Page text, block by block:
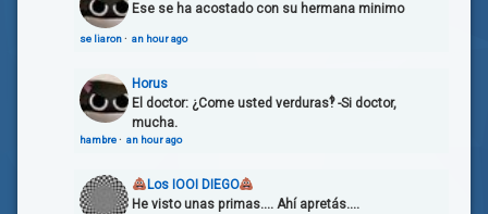
Ese se ha acostado con su hermana minimo
se liaron· an hour ago
Horus
El doctor: ¿Come usted verduras‽ -Si doctor,
mucha.
hambre· an hour ago
Los IOOI DIEGO
He visto unas primas.... Ahí apretás....